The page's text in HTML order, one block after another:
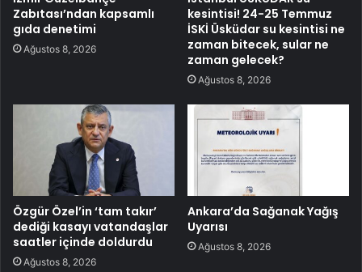
Zabıtası’ndan kapsamlı
gıda denetimi
Ağustos 8, 2026
kesintisi! 24-25 Temmuz
İSKİ Üsküdar su kesintisi ne
zaman bitecek, sular ne
zaman gelecek?
Ağustos 8, 2026
Özgür Özel’in ‘tam takır’
dediği kasayı vatandaşlar
saatler içinde doldurdu
Ağustos 8, 2026
Ankara’da Sağanak Yağış
Uyarısı
Ağustos 8, 2026